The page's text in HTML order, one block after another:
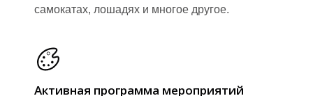
самокатах, лошадях и многое другое.
Активная программа мероприятий